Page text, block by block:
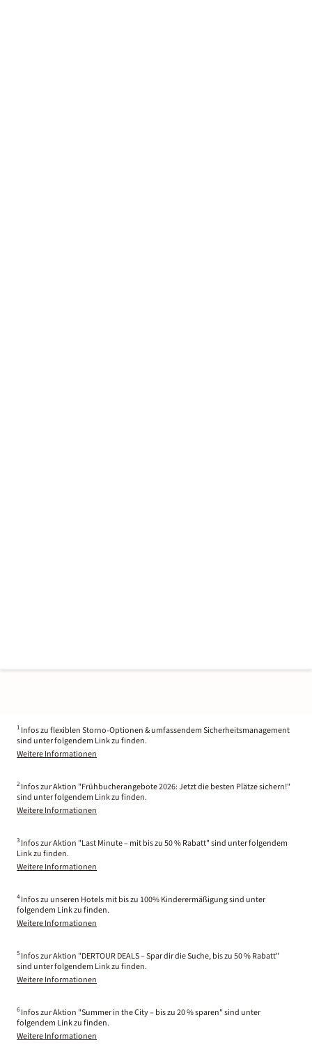
1 Infos zu flexiblen Storno-Optionen & umfassendem Sicherheitsmanagement
sind unter folgendem Link zu finden.
Weitere Informationen
2 Infos zur Aktion "Frühbucherangebote 2026: Jetzt die besten Plätze sichern!"
sind unter folgendem Link zu finden.
Weitere Informationen
3 Infos zur Aktion "Last Minute – mit bis zu 50 % Rabatt" sind unter folgendem
Link zu finden.
Weitere Informationen
4 Infos zu unseren Hotels mit bis zu 100% Kinderermäßigung sind unter
folgendem Link zu finden.
Weitere Informationen
5 Infos zur Aktion "DERTOUR DEALS – Spar dir die Suche, bis zu 50 % Rabatt"
sind unter folgendem Link zu finden.
Weitere Informationen
6 Infos zur Aktion "Summer in the City – bis zu 20 % sparen" sind unter
folgendem Link zu finden.
Weitere Informationen